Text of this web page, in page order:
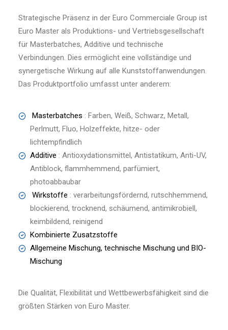
Strategische Präsenz in der Euro Commerciale Group ist
Euro Master als Produktions- und Vertriebsgesellschaft
für Masterbatches, Additive und technische
Verbindungen. Dies ermöglicht eine vollständige und
synergetische Wirkung auf alle Kunststoffanwendungen.
Das Produktportfolio umfasst unter anderem:
Masterbatches : Farben, Weiß, Schwarz, Metall,
Perlmutt, Fluo, Holzeffekte, hitze- oder
lichtempfindlich
Additive : Antioxydationsmittel, Antistatikum, Anti-UV,
Antiblock, flammhemmend, parfümiert,
photoabbaubar
Wirkstoffe : verarbeitungsfördernd, rutschhemmend,
blockierend, trocknend, schäumend, antimikrobiell,
keimbildend, reinigend
Kombinierte Zusatzstoffe
Allgemeine Mischung, technische Mischung und BIO-
Mischung
Die Qualität, Flexibilität und Wettbewerbsfähigkeit sind die
größten Stärken von Euro Master.